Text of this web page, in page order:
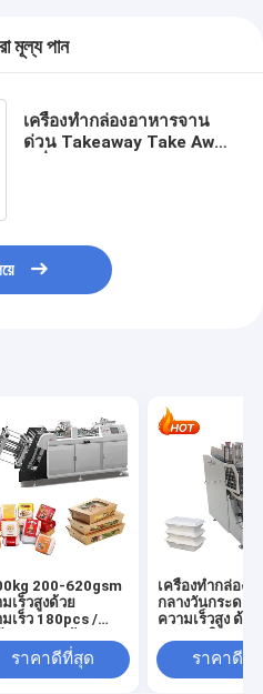
মূল্য পান
เครื่องทำกล่องอาหารจาน
ด่วน Takeaway Take Away
200-620gsm
เร็วสูงด้วย
มเร็ว 180pcs /
ศ 0.5Mpa
ราคาดีที่สุด
เครื่องทํากล่องอ
กลางวันกระดาษ
ความเร็วสูง ด้ว
อย่างรวดเร็ว
min
ราคาดีที่